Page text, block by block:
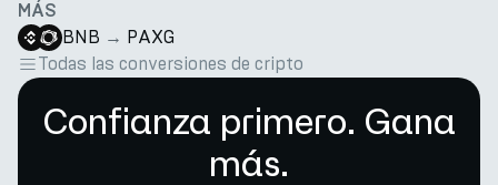
MÁS
BNB → PAXG
Todas las conversiones de cripto
Confianza primero. Gana
más.